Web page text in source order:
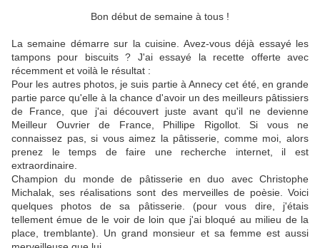
Bon début de semaine à tous !
La semaine démarre sur la cuisine. Avez-vous déjà essayé les
tampons pour biscuits ? J'ai essayé la recette offerte avec
récemment et voilà le résultat :
Pour les autres photos, je suis partie à Annecy cet été, en grande
partie parce qu'elle à la chance d'avoir un des meilleurs pâtissiers
de France, que j'ai découvert juste avant qu'il ne devienne
Meilleur Ouvrier de France, Phillipe Rigollot. Si vous ne
connaissez pas, si vous aimez la pâtisserie, comme moi, alors
prenez le temps de faire une recherche internet, il est
extraordinaire.
Champion du monde de pâtisserie en duo avec Christophe
Michalak, ses réalisations sont des merveilles de poèsie. Voici
quelques photos de sa pâtisserie. (pour vous dire, j'étais
tellement émue de le voir de loin que j'ai bloqué au milieu de la
place, tremblante). Un grand monsieur et sa femme est aussi